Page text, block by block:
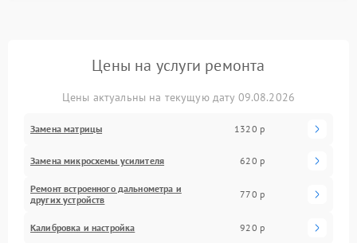
Цены на услуги ремонта
Цены актуальны на текущую дату 09.08.2026
Замена матрицы 1320 р
Замена микросхемы усилителя 620 р
Ремонт встроенного дальнометра и
других устройств
770 р
Калибровка и настройка 920 р